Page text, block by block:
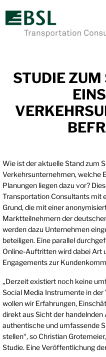
STUDIE
Wie ist der aktuelle Stand zum
Verkehrsunternehmen, welche
Planungen liegen dazu vor?
Transportation Consultants mit
Grund, die mit einer
Marktteilnehmern der
werden dazu Unternehmen
beteiligen. Eine parallel
Online-Auftritten wird dabei Art
Engagements zur
„Derzeit existiert noch keine
Social Media Instrumente in
wollen wir Erfahrungen,
direkt aus Sicht der
authentische und umfassende
stellen“, so Christian
Studie. Eine Veröffentlichung